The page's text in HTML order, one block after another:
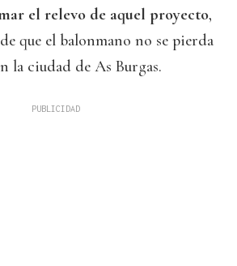
el relevo de aquel proyecto,
que el balonmano no se pierda
la ciudad de As Burgas.